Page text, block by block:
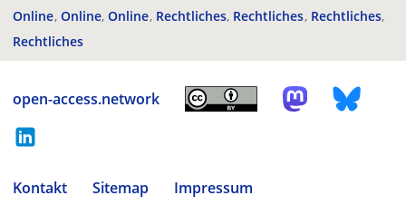
Online Online Online Rechtliches Rechtliches Rechtliches
Rechtliches
open-access.network
Kontakt Sitemap
Impressum